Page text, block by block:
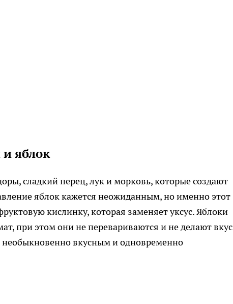
яблок
сладкий перец, лук и морковь, которые создают
яблок кажется неожиданным, но именно этот
кислинку, которая заменяет уксус. Яблоки
при этом они не перевариваются и не делают вкус
вкусным и одновременно